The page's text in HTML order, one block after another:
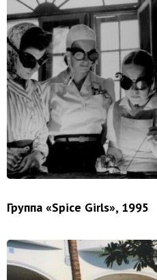
Группа «Spice Girls», 1995